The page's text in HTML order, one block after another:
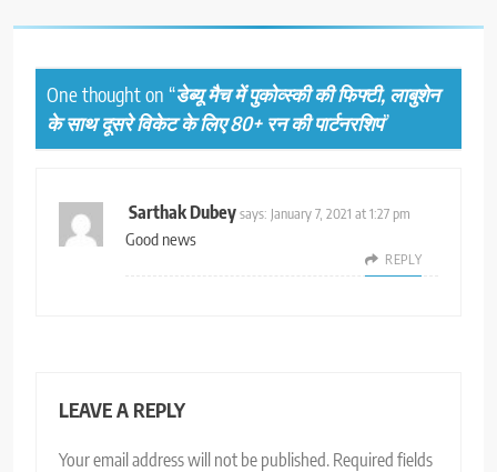
One thought on “डेब्यू मैच में पुकोव्स्की की फिफ्टी, लाबुशेन
के साथ दूसरे विकेट के लिए 80+ रन की पार्टनरशिप”
Sarthak Dubeysays: January 7, 2021 at 1:27 pm
Good news
REPLY
LEAVE A REPLY
Your email address will not be published. Required fields